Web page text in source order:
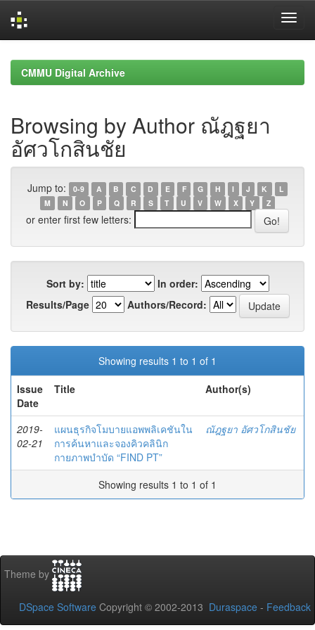
navigationCMMU Digital Archive
Browsing by Author ณัฎฐยา
อัศวโกสินชัย
Jump to: 0-9 A B C D E F G H I J K
L
M
N O P Q R S T U V W X Y Z
or enter first few letters:
Sort by:
In order:
Results/Page
Authors/Record:
Showing results 1 to 1 of 1
Issue
Date
Title Author(s)
2019-
02-21
แผนธุรกิจโมบายแอพพลิเคชันใน
การค้นหาและจองคิวคลินิก
กายภาพบำบัด “FIND PT”
ณัฎฐยา อัศวโกสินชัย
Showing results 1 to 1 of 1
Theme by
DSpace Software Copyright © 2002-2013 Duraspace - Feedback